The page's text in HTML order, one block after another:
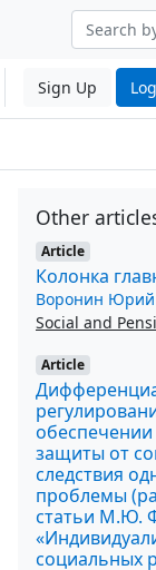
Sign Up
Other
Article
Колонка
Воронин Юрий
Social and
Article
защиты от
следствия
проблемы
статьи М.Ю.
социальных